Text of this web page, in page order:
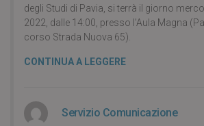
degli Studi di Pavia, si terrà il giorno
2022, dalle 14:00, presso l’Aula Magna
corso Strada Nuova 65).
CONTINUA A LEGGERE
Servizio Comunicazione